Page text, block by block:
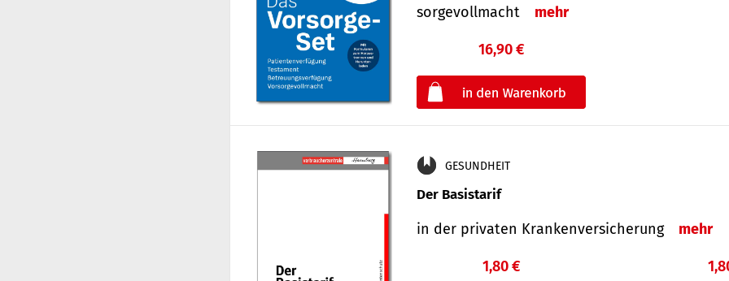
sorge­voll­macht
mehr
16,90 €
GESUNDHEIT
Der Basistarif
in der privaten Kran­ken­ver­siche­rung mehr
1,80 €